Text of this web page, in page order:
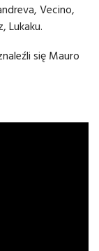
Vecino,
Lukaku.
się Mauro